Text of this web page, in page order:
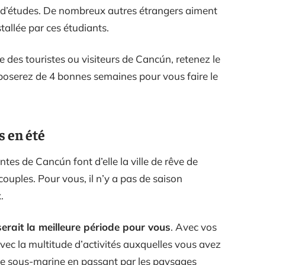
De nombreux autres étrangers aiment
par ces étudiants.
touristes ou visiteurs de Cancún, retenez le
de 4 bonnes semaines pour vous faire le
en été
de Cancún font d’elle la ville de rêve de
Pour vous, il n’y a pas de saison
la meilleure période pour vous. Avec vos
la multitude d’activités auxquelles vous avez
sous-marine en passant par les paysages